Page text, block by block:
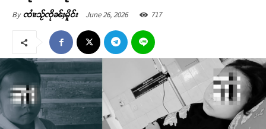
By ၸၢႆးသႂ်ၸိုၼ်ႈမိူင်း June 26, 2026 717